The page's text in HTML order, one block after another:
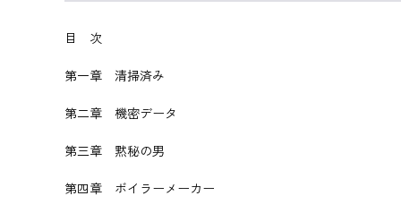
目 次
第一章 清掃済み
第二章 機密データ
第三章 黙秘の男
第四章 ボイラーメーカー